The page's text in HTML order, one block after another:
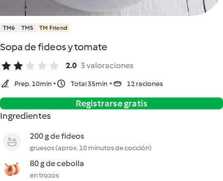
TM6 TM5 TM Friend
Sopa de fideos y tomate
2.0 3 valoraciones
Prep. 10min Total 35min 12 raciones
Registrarse gratis
Ingredientes
200 g de fideos
gruesos (aprox. 10 minutos de cocción)
80 g de cebolla
en trozos